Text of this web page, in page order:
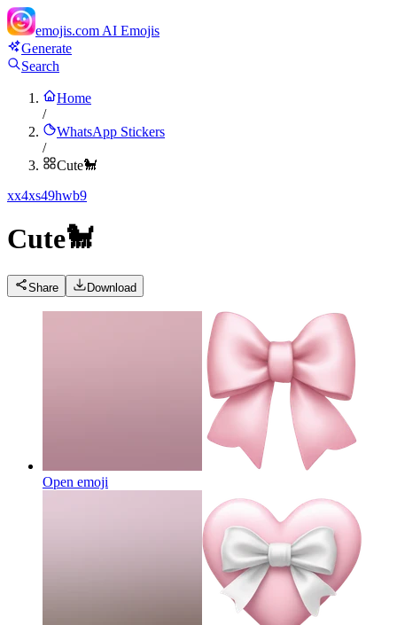
emojis.com AI Emojis
Generate
Search
Home
/
WhatsApp Stickers
/
Cute🐩
xx4xs49hwb9
Cute🐩
Share Download
Open emoji